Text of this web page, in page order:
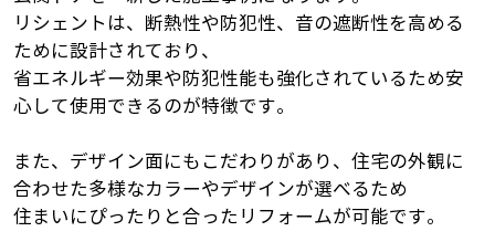
リシェントは、断熱性や防犯性、音の遮断性を高める
ために設計されており、
省エネルギー効果や防犯性能も強化されているため安
心して使用できるのが特徴です。
また、デザイン面にもこだわりがあり、住宅の外観に
合わせた多様なカラーやデザインが選べるため
住まいにぴったりと合ったリフォームが可能です。